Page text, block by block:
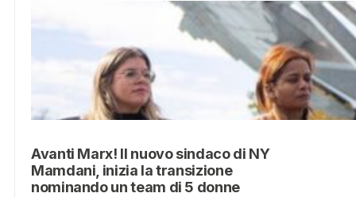
Avanti Marx! Il nuovo sindaco di NY
Mamdani, inizia la transizione
nominando un team di 5 donne